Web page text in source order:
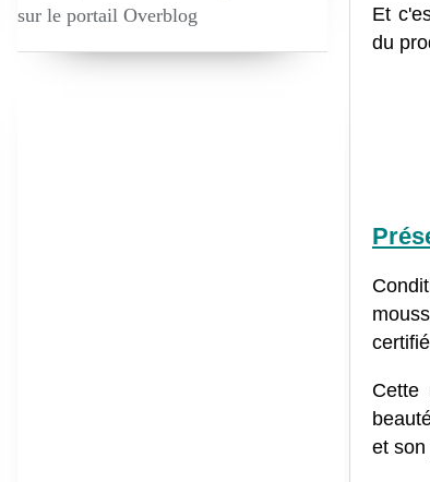
Et
du
Cette
et
sur le portail Overblog